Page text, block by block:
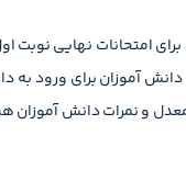
امتحانات نهایی نوبت
آموزان برای ورود به
و نمرات دانش آموزان